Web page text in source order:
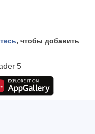
, чтобы добавить
5